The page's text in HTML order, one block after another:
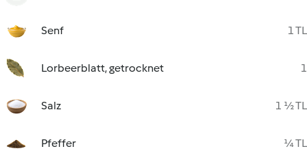
Senf 1 TL
Lorbeerblatt, getrocknet 1
Salz 1 ½ TL
Pfeffer ¼ TL